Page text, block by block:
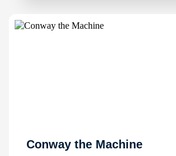
Conway the Machine